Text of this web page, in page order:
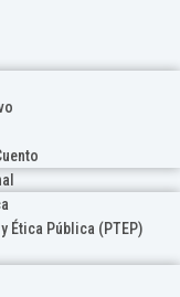
Ética Pública (PTEP)